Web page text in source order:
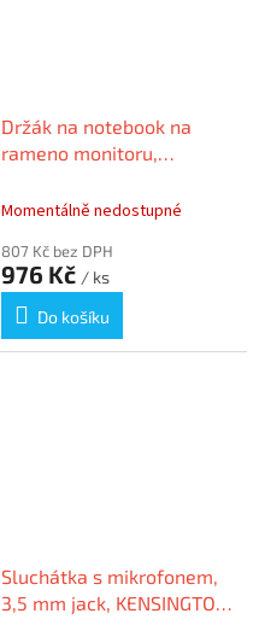
Držák na notebook na
rameno monitoru,
K53801WW
Momentálně nedostupné
807 Kč bez DPH
976 Kč / ks
Do košíku
Sluchátka s mikrofonem,
3,5 mm jack, KENSINGTON,